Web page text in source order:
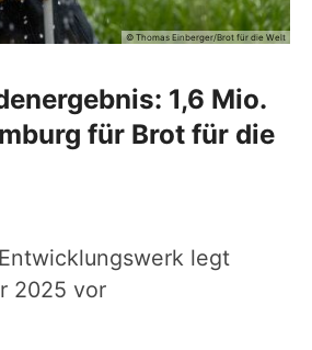
© Thomas Einberger/Brot für die Welt
1,6 Mio.
für Brot für die
legt
2025 vor